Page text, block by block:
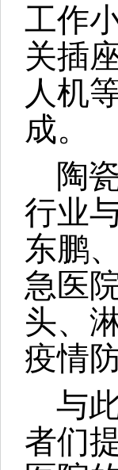
工作
关插
人机
成。
陶
行业
东鹏
急医
头、
疫情
与
者们